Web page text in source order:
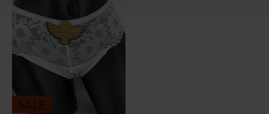
SALE